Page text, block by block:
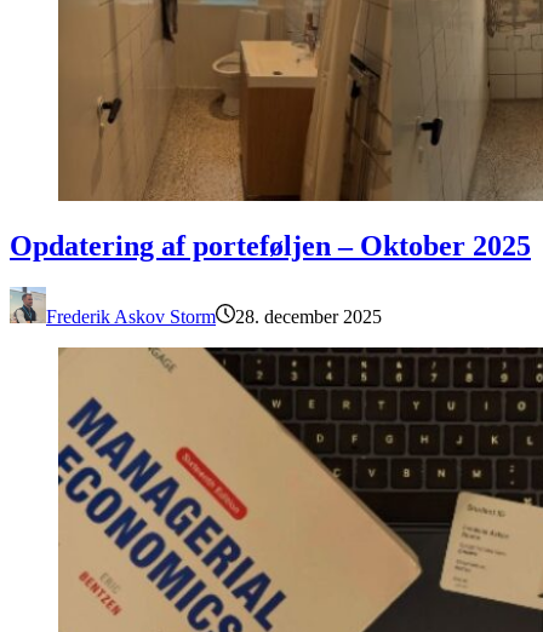
Opdatering af porteføljen – Oktober 2025
Frederik Askov Storm 28. december 2025